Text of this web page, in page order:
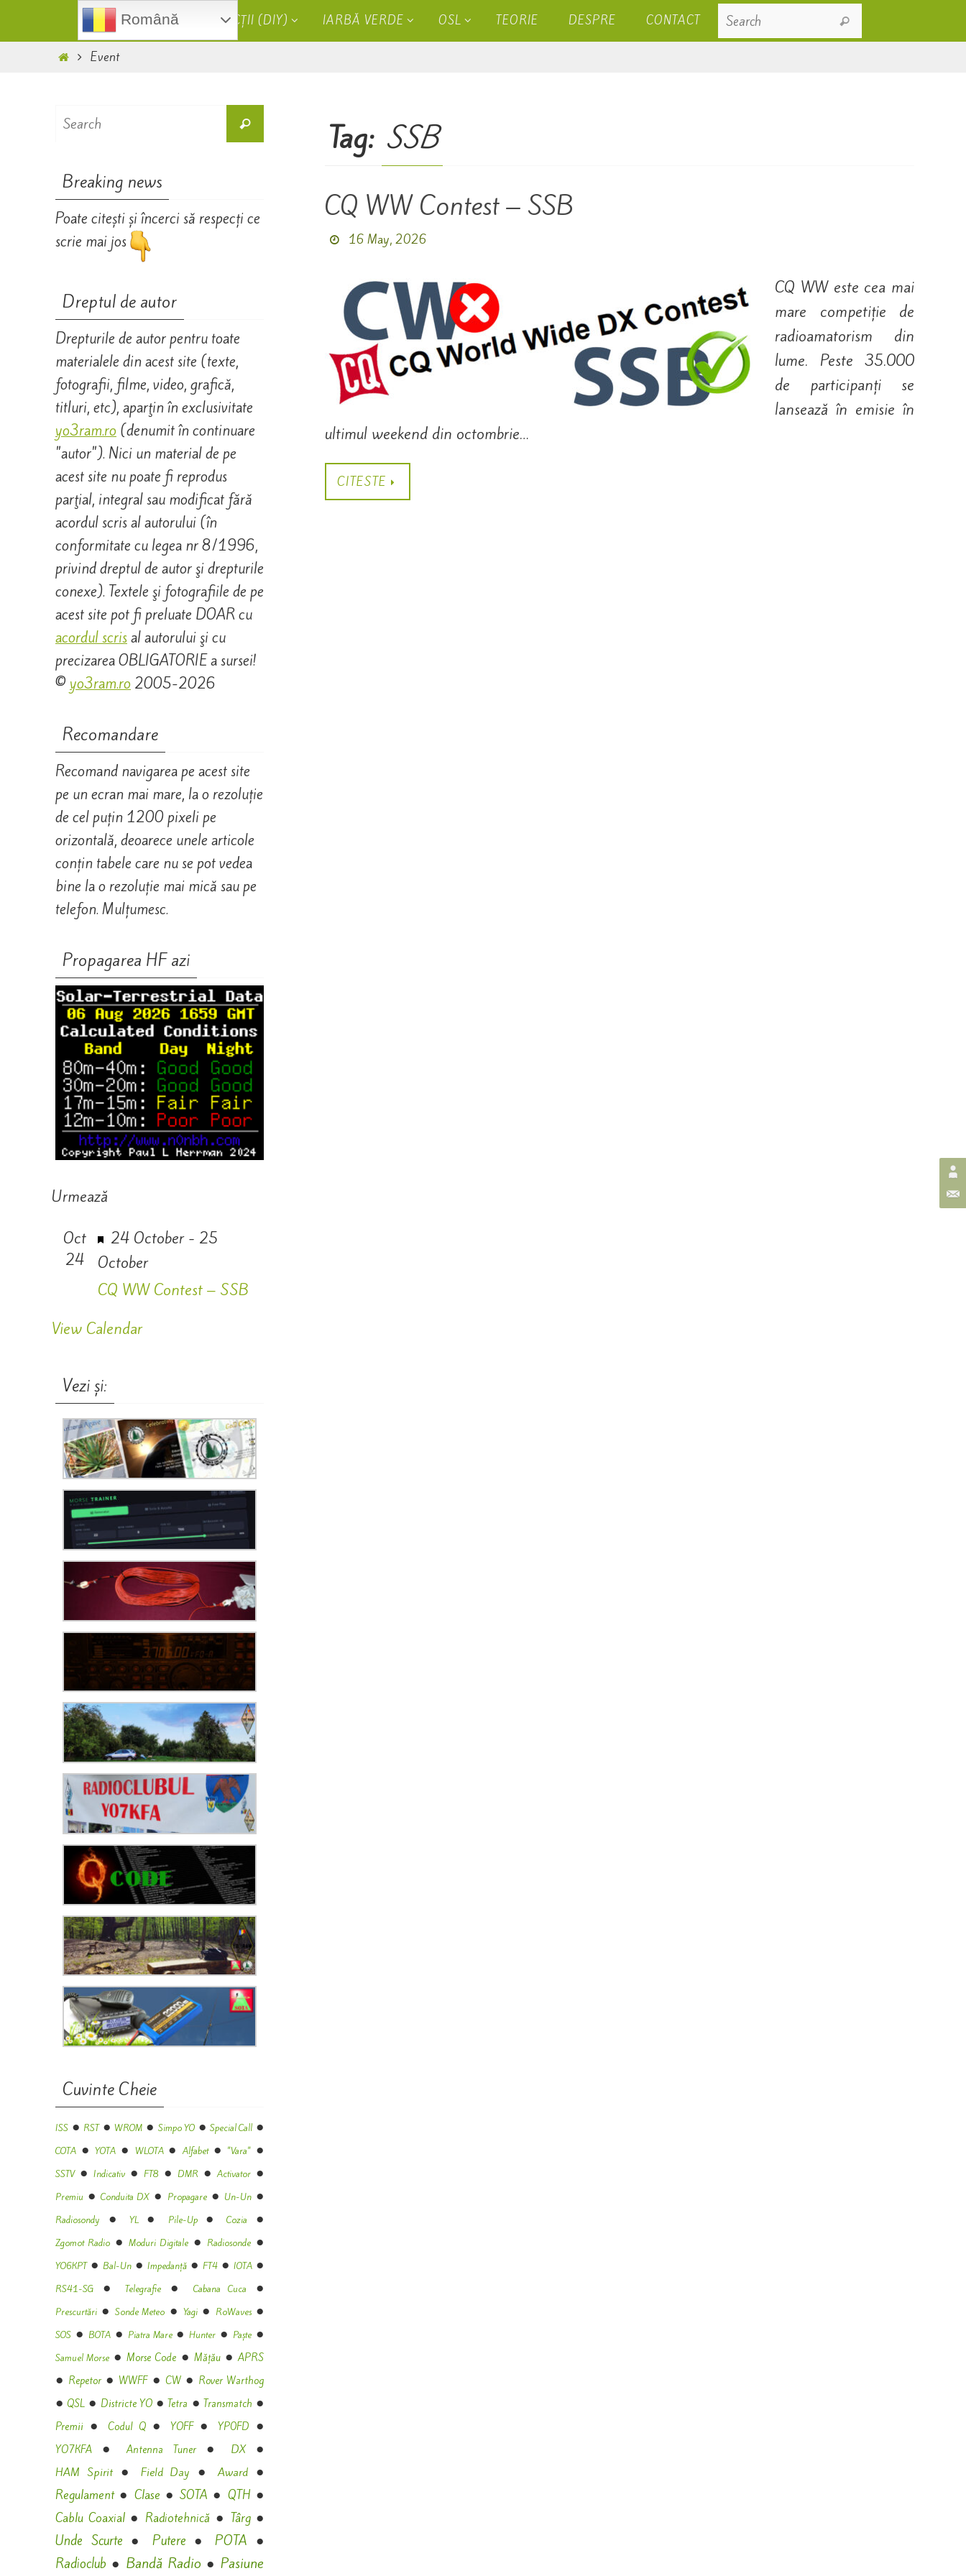
content
HOME CONSTRUCȚII (DIY) IARBĂ VERDE OSL TEORIE DESPRE CONTACT Search
HomeEvent
Tag: SSB
CQ WW Contest – SSB
16 May, 2026
CQ WW este cea mai
mare competiție de
radioamatorism din
lume. Peste 35.000
de participanți se
lansează în emisie în
ultimul weekend din octombrie…
CITESTE
for:
Search
Breaking news
Poate citești și încerci să respecți ce
scrie mai jos
Dreptul de autor
Drepturile de autor pentru toate
materialele din acest site (texte,
fotografii, filme, video, grafică,
titluri, etc), aparţin în exclusivitate
yo3ram.ro (denumit în continuare
"autor"). Nici un material de pe
acest site nu poate fi reprodus
parţial, integral sau modificat fără
acordul scris al autorului (în
conformitate cu legea nr 8/1996,
privind dreptul de autor şi drepturile
conexe). Textele şi fotografiile de pe
acest site pot fi preluate DOAR cu
acordulscrisal autorului şi cu
precizarea OBLIGATORIE a sursei!
© yo3ram.ro 2005-2026
Recomandare
Recomand navigarea pe acest site
pe un ecran mai mare, la o rezoluție
de cel puțin 1200 pixeli pe
orizontală, deoarece unele articole
conțin tabele care nu se pot vedea
bine la o rezoluție mai mică sau pe
telefon. Mulțumesc.
Propagarea HF azi
Urmează
Oct
24
Featured
24 October- 25
October
CQ WW Contest – SSB
View Calendar
Vezi și:
Cuvinte Cheie
ISS ● RST●WROM ● Simpo YO● Special Call●
COTA ●YOTA ● WLOTA●Alfabet● "Vara" ●
SSTV●Indicativ ●FT8 ● DMR ●Activator ●
Premiu ●Conduita DX ● Propagare● Un-Un●
Radiosondy ● YL● Pile-Up●Cozia ●
Zgomot Radio●Moduri Digitale● Radiosonde ●
YO6KPT● Bal-Un● Impedanță● FT4● IOTA●
RS41-SG ●Telegrafie ● Cabana Cuca ●
Prescurtări ●Sonde Meteo ● Yagi● RoWaves●
SOS ● BOTA● Piatra Mare●Hunter ● Paște ●
Samuel Morse ●Morse Code ● Mățău●APRS
● Repetor● WWFF● CW● Rover Warthog
● QSL ● Districte YO●Tetra ● Transmatch ●
Premii ● Codul Q ● YOFF● YP0FD ●
YO7KFA ●Antenna Tuner● DX●
HAM Spirit● Field Day ●Award ●
Regulament● Clase ●SOTA ● QTH ●
Cablu Coaxial● Radiotehnică ● Târg●
Unde Scurte ● Putere ●POTA ●
Radioclub ● Bandă Radio ●Pasiune
Română